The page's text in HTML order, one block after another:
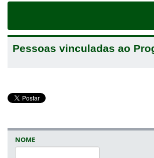
Pessoas vinculadas ao
NOME